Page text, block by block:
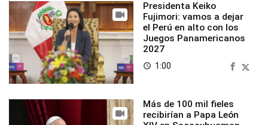
Presidenta Keiko
Fujimori: vamos a dejar
el Perú en alto con los
Juegos Panamericanos
2027
access_time 1:00
Más de 100 mil fieles
recibirían a Papa León